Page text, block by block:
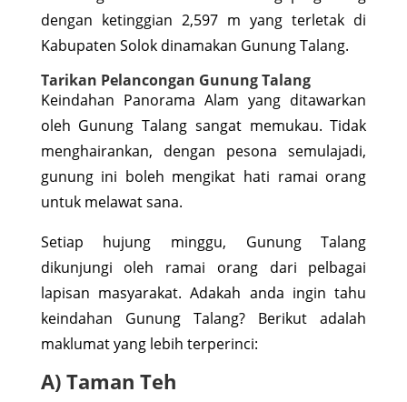
dengan ketinggian 2,597 m yang terletak di
Kabupaten Solok dinamakan Gunung Talang.
Tarikan Pelancongan Gunung Talang
Keindahan Panorama Alam yang ditawarkan
oleh Gunung Talang sangat memukau. Tidak
menghairankan, dengan pesona semulajadi,
gunung ini boleh mengikat hati ramai orang
untuk melawat sana.
Setiap hujung minggu, Gunung Talang
dikunjungi oleh ramai orang dari pelbagai
lapisan masyarakat. Adakah anda ingin tahu
keindahan Gunung Talang? Berikut adalah
maklumat yang lebih terperinci:
A) Taman Teh